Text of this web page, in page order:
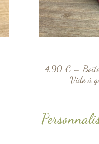
4,90 € –
Vide à